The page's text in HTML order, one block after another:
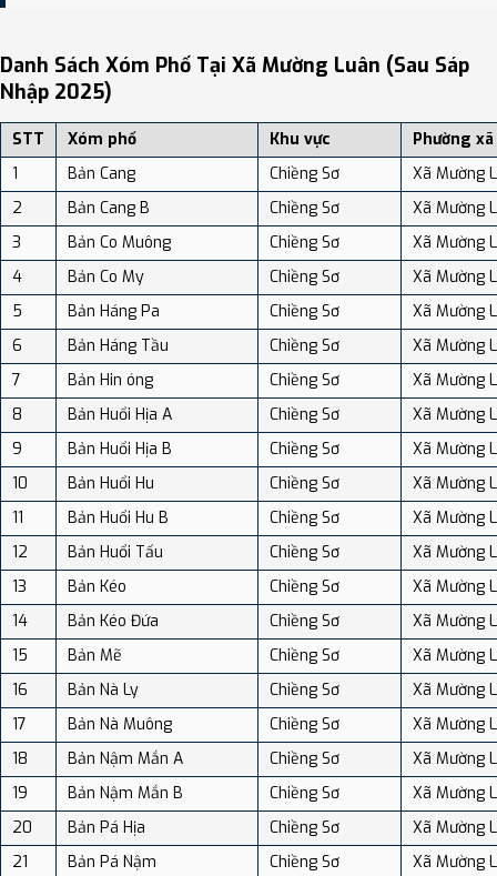
địa điểm tại: VReview.vn - Nền tảng review địa điểm, dịch vụ và du
lịch uy tín tại Việt Nam.
Danh Sách Xóm Phố Tại Xã Mường Luân (sau Sáp
Nhập 2025)
STT Xóm phố Khu vực
Phường xã
1
Bản Cang Chiềng Sơ
Xã Mường
2
Bản Cang B Chiềng Sơ
Xã Mường
3
Bản Co Muông Chiềng Sơ
Xã Mường
4
Bản Co My Chiềng Sơ
Xã Mường
5
Bản Háng Pa Chiềng Sơ
Xã Mường
6
Bản Háng Tầu Chiềng Sơ
Xã Mường
7
Bản Hin óng Chiềng Sơ
Xã Mường
8
Bản Huổi Hịa A Chiềng Sơ
Xã Mường
9
Bản Huổi Hịa B Chiềng Sơ
Xã Mường
10
Bản Huổi Hu Chiềng Sơ
Xã Mường
11
Bản Huổi Hu B Chiềng Sơ
Xã Mường
12
Bản Huổi Tấu Chiềng Sơ
Xã Mường
13
Bản Kéo Chiềng Sơ
Xã Mường
14
Bản Kéo Đứa Chiềng Sơ
Xã Mường
15
Bản Mẽ Chiềng Sơ
Xã Mường
16
Bản Nà Ly Chiềng Sơ
Xã Mường
17
Bản Nà Muông Chiềng Sơ
Xã Mường
18
Bản Nậm Mắn A Chiềng Sơ
Xã Mường
19
Bản Nậm Mắn B Chiềng Sơ
Xã Mường
20
Bản Pá Hịa Chiềng Sơ
Xã Mường
21
Bản Pá Nậm Chiềng Sơ
Xã Mường